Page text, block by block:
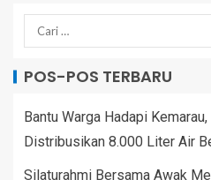
POS-POS TERBARU
Bantu Warga Hadapi
Distribusikan 8.000 Liter Air
Silaturahmi Bersama Awak